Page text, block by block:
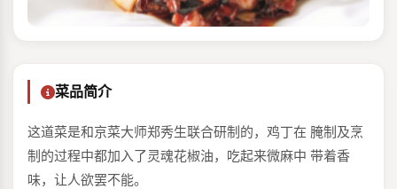
菜品简介
这道菜是和京菜大师郑秀生联合研制的，鸡丁在 腌制及烹
制的过程中都加入了灵魂花椒油，吃起来微麻中 带着香
味，让人欲罢不能。